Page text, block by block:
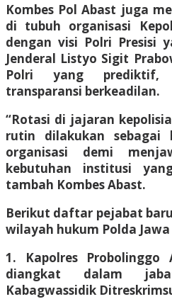
Kombes Pol Abast juga
di tubuh organisasi
dengan visi Polri Presisi
Jenderal Listyo Sigit
Polri yang prediktif,
transparansi berkeadilan.
“Rotasi di jajaran
rutin dilakukan sebagai
organisasi demi
kebutuhan institusi
tambah Kombes Abast.
Berikut daftar pejabat
wilayah hukum Polda
1. Kapolres Probolinggo
diangkat dalam
Kabagwassidik